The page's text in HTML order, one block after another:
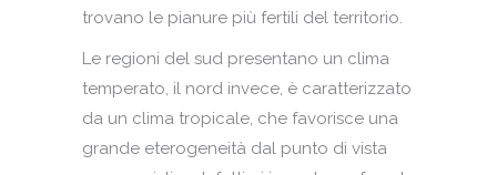
trovano le pianure più fertili del territorio.
Le regioni del sud presentano un clima
temperato, il nord invece, è caratterizzato
da un clima tropicale, che favorisce una
grande eterogeneità dal punto di vista